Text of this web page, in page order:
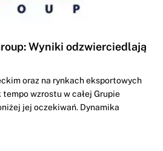
Wyniki odzwierciedlają
oraz na rynkach eksportowych
wzrostu w całej Grupie
jej oczekiwań. Dynamika